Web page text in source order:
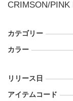
CRIMSON/
カテゴリー
カラー
リリース日
アイテムコード